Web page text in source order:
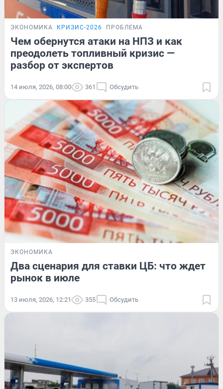
ЭКОНОМИКА КРИЗИС-2026 ПРОБЛЕМА
Чем обернутся атаки на НПЗ и как
преодолеть топливный кризис —
разбор от экспертов
14 июля, 2026, 08:00 361 Обсудить
ЭКОНОМИКА
Два сценария для ставки ЦБ: что ждет
рынок в июле
13 июля, 2026, 12:21 355 Обсудить